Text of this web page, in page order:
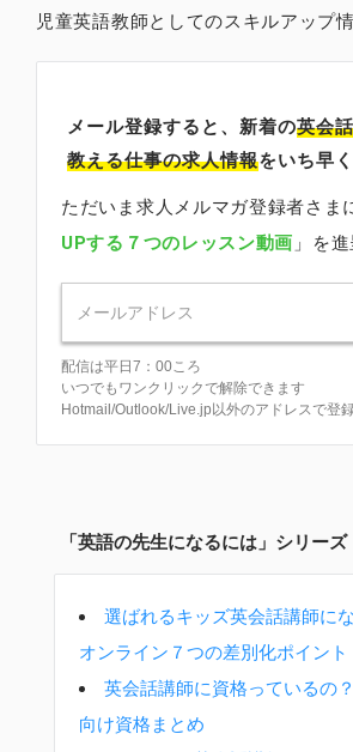
児童英語教師としてのスキルアップ
メール登録すると、新着の英会
教える仕事の求人情報をいち早
ただいま求人メルマガ登録者さま
UPする７つのレッスン動画 」を
配信は平日7：00ころ
いつでもワンクリックで解除できます
Hotmail/Outlook/Live.jp以外のアドレスで登
「英語の先生になるには」シリーズ
選ばれるキッズ英会話講師に
オンライン７つの差別化ポイント
英会話講師に資格っているの
向け資格まとめ